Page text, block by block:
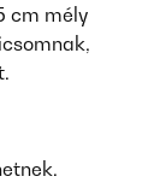
cm mély